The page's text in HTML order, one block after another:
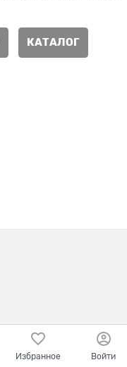
КАТАЛОГ
Избранное Войти